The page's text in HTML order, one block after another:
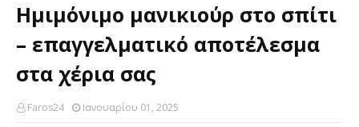
Ημιμόνιμο μανικιούρ στο σπίτι
– επαγγελματικό αποτέλεσμα
στα χέρια σας
Faros24 Ιανουαρίου 01, 2025